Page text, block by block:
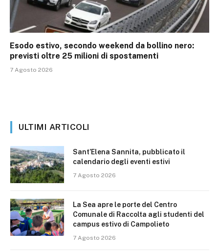
Esodo estivo, secondo weekend da bollino nero:
previsti oltre 25 milioni di spostamenti
7 Agosto 2026
ULTIMI ARTICOLI
Sant’Elena Sannita, pubblicato il
calendario degli eventi estivi
7 Agosto 2026
La Sea apre le porte del Centro
Comunale di Raccolta agli studenti del
campus estivo di Campolieto
7 Agosto 2026